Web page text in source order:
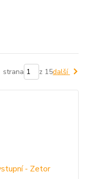
strana z 15další